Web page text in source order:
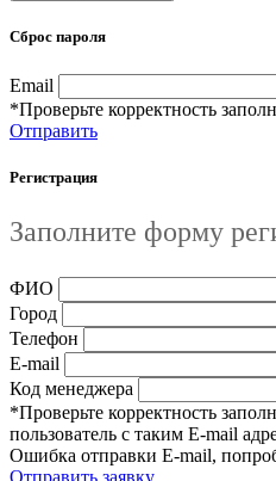
Сброс пароля
Email
*Проверьте корректность
Отправить
Регистрация
Заполните форму
ФИО
Город
Телефон
E-mail
Код менеджера
*Проверьте корректность
пользователь с таким E-mail
Ошибка отправки E-mail,
Отправить заявку